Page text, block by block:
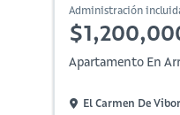
Administración
Apartamento En
El Carmen De